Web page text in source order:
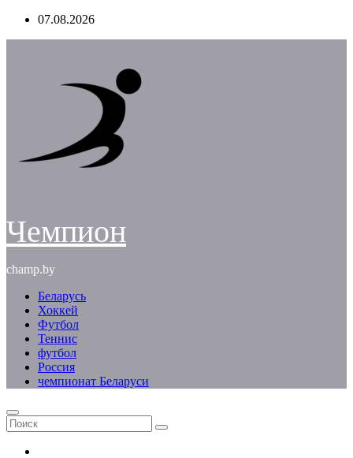
Перейти07.08.2026
Чемпион
champ.by
Беларусь
Хоккей
Футбол
Теннис
футбол
Россия
чемпионат Беларуси